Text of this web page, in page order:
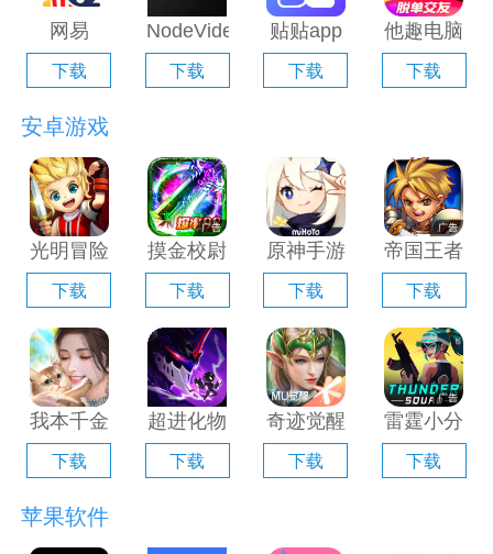
网易
Filmly电
脑版「含
模拟器」
下载
NodeVideo
电脑版
「含模拟
下载
贴贴app
电脑版
「含模拟
下载
他趣电脑
版「含模
拟器」
下载
安卓游戏
光明冒险
电脑版
「含模拟
器」
下载
摸金校尉
之伏魔殿
电脑版
「含模拟
器」
下载
原神手游
电脑版
「含模拟
器」
下载
帝国王者
归来电脑
版「含模
拟器」
下载
我本千金
手游电脑
版「含模
拟器」
下载
超进化物
语2电脑
版「含模
下载
奇迹觉醒
电脑版
「含模拟
下载
雷霆小分
队电脑版
「含模拟
下载
苹果软件